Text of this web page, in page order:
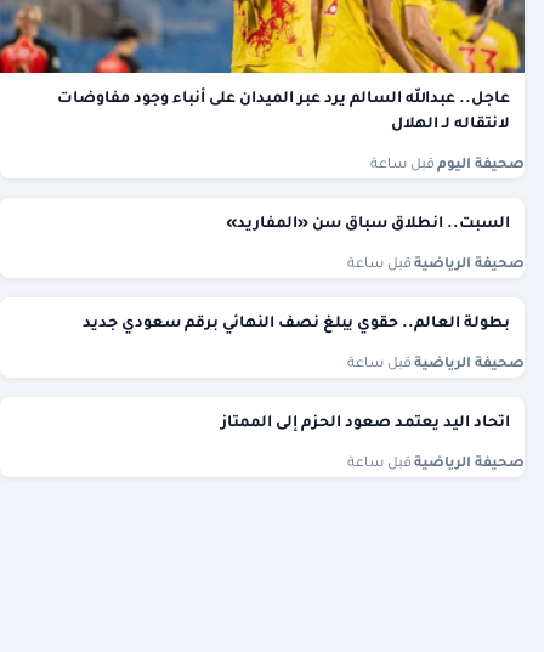
عاجل.. عبدالله السالم يرد عبر الميدان على أنباء وجود مفاوضات
لانتقاله لـ الهلال
صحيفة اليوم قبل ساعة
السبت.. انطلاق سباق سن «المفاريد»
صحيفة الرياضية قبل ساعة
بطولة العالم.. حقوي يبلغ نصف النهائي برقم سعودي جديد
صحيفة الرياضية قبل ساعة
اتحاد اليد يعتمد صعود الحزم إلى الممتاز
صحيفة الرياضية قبل ساعة